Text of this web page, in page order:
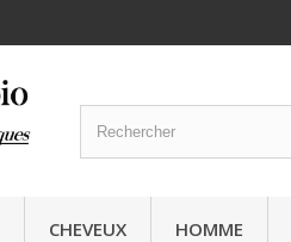
CHEVEUX HOMME